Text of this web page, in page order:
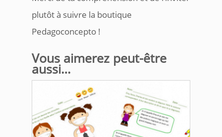
plutôt à suivre la boutique
Pedagoconcepto !
Vous aimerez peut-être
aussi…